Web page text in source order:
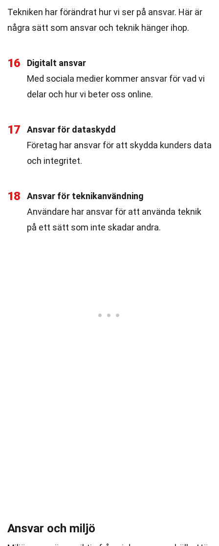
Tekniken har förändrat hur vi ser på ansvar. Här är
några sätt som ansvar och teknik hänger ihop.
16
Digitalt ansvar
Med sociala medier kommer ansvar för vad vi
delar och hur vi beter oss online.
17
Ansvar för dataskydd
Företag har ansvar för att skydda kunders data
och integritet.
18
Ansvar för teknikanvändning
Användare har ansvar för att använda teknik
på ett sätt som inte skadar andra.
Ansvar och miljö